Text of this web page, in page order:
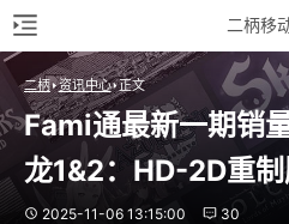
二柄移
二柄 资讯中心 正文
Fami通最新一期销
龙1&2：HD-2D重
2025-11-06 13:15:00 30